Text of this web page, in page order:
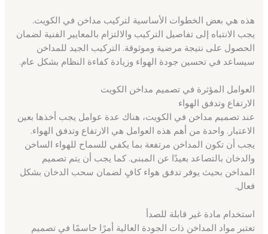
هذه هي بعض الخطوات الأساسية لتركيب مداخن في الكويت.
يجب الانتباه إلى تفاصيل التركيب والالتزام بالمعايير الفنية لضمان
الحصول على نتيجة مرضية وموثوقة. التركيب الجيد للمداخن
سيساعد في تحسين جودة الهواء وزيادة كفاءة النظام بشكل عام.
العوامل المؤثرة في تصميم مداخن الكويت
الارتفاع وتدفق الهواء
عند تصميم مداخن في الكويت، هناك عدة عوامل يجب أخذها بعين
الاعتبار. واحدة من أهم هذه العوامل هي الارتفاع وتدفق الهواء.
يجب أن تكون المداخن مرتفعة بما يكفي للسماح للهواء الساخن
والدخان بالتصاعد بعيدًا عن المبنى. كما يجب أن يتم تصميم
المداخن بحيث يوفر تدفق هواء كافٍ لضمان سحب الدخان بشكل
فعال.
استخدام مادة غير قابلة للصدأ
تعتبر مواد المداخن ذات الجودة العالية أمرًا حاسمًا في تصميم